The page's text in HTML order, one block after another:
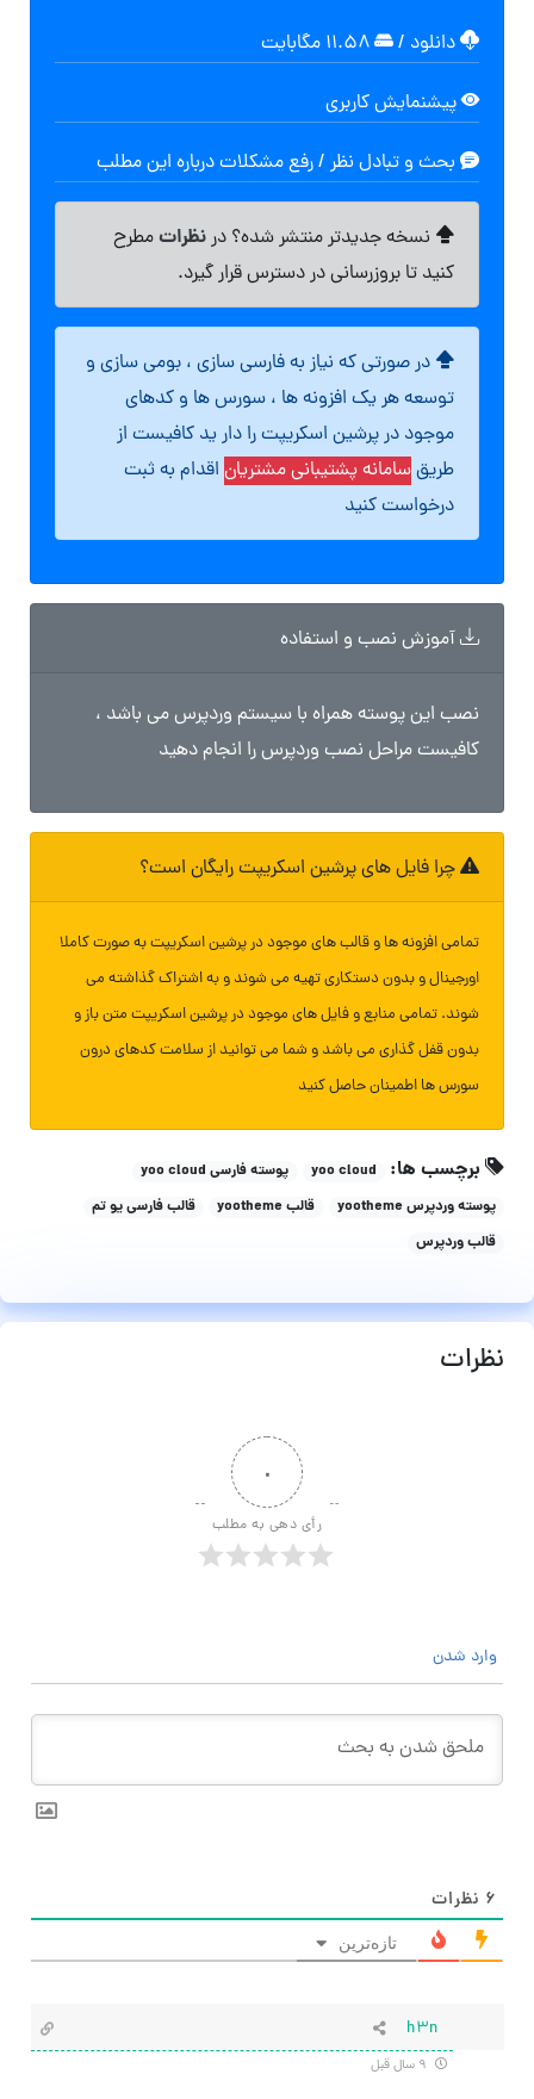
دانلود /
پیشنمایش کاربری
بحث و تبادل نظر / رفع مشکلات درباره این مطلب
نسخه جدیدتر منتشر شده؟ درنظراتمطرح
کنید تا بروزرسانی در دسترس قرار گیرد.
در صورتی که نیاز به فارسی سازی ، بومی سازی و
توسعه هر یک افزونه ها ، سورس ها و کدهای
موجود در پرشین اسکریپت را دار ید کافیست از
طریقسامانه پشتیبانی مشتریان اقدام به ثبت
درخواست کنید
آموزش نصب و استفاده
نصب این پوسته همراه با سیستم وردپرس می باشد ،
کافیست مراحل نصب وردپرس را انجام دهید
چرا فایل های پرشین اسکریپت رایگان است؟
تمامی افزونه ها و قالب های موجود در پرشین اسکریپت به صورت کاملا
اورجینال و بدون دستکاری تهیه می شوند و به اشتراک گذاشته می
شوند. تمامی منابع و فایل های موجود در پرشین اسکریپت متن باز و
بدون قفل گذاری می باشد و شما می توانید از سلامت کدهای درون
سورس ها اطمینان حاصل کنید
برچسب ها: yoo cloud
پوسته فارسی yoo cloud
پوسته وردپرس yootheme
قالب yootheme
قالب فارسی یو تم
قالب وردپرس
نظرات
۰
رأی دهی به مطلب
وارد شدن
۶ نظرات
تازه‌ترین
h3n